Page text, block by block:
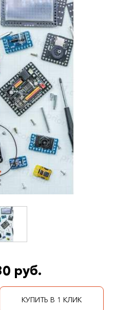
руб.
КУПИТЬ В 1 КЛИК